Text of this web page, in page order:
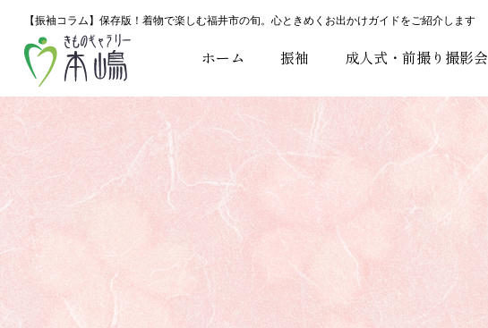
【振袖コラム】保存版！着物で楽しむ福井市の旬。心ときめくお出かけガイドをご紹介します
ホーム 振袖 成人式・前撮り撮影会